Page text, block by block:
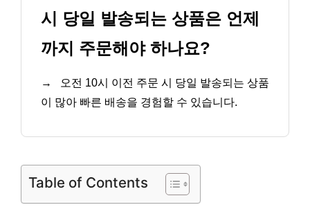
시 당일 발송되는 상품은 언제
까지 주문해야 하나요?
→
오전 10시 이전 주문 시 당일 발송되는 상품
이 많아 빠른 배송을 경험할 수 있습니다.
Table of Contents